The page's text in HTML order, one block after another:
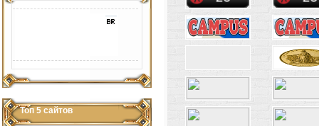
Топ 5 сайтов